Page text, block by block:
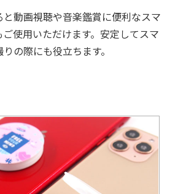
と動画視聴や音楽鑑賞に便利なスマ
使用いただけます。安定してスマ
の際にも役立ちます。